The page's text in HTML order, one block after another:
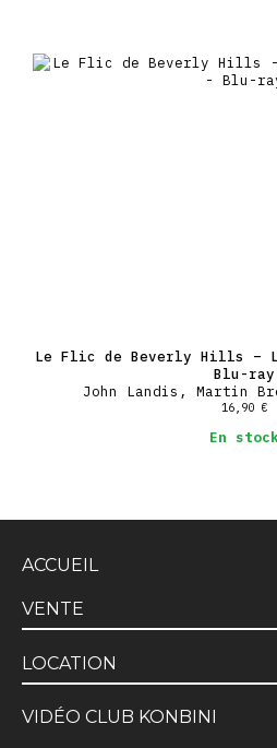
Le Flic de Beverly Hills –
Blu-ray
John Landis, Martin
16,90 €
En stock
ACCUEIL
VENTE
LOCATION
VIDÉO CLUB KONBINI